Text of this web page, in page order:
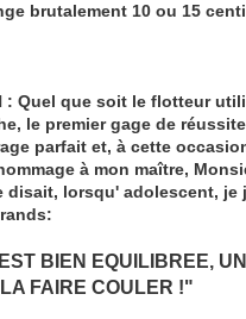
brutalement 10 ou 15
: Quel que soit le flotteur
le premier gage de
parfait et, à cette
à mon maître,
disait, lorsqu' adolescent, je
BIEN EQUILIBREE,
FAIRE COULER !"